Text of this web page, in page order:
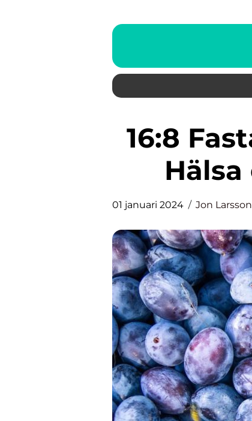
16:8 Fasta En Effektiv Väg till
01 januari 2024 Jon Larsson